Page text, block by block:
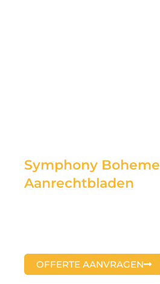
Symphony Boheme
Aanrechtbladen
OFFERTE AANVRAGEN